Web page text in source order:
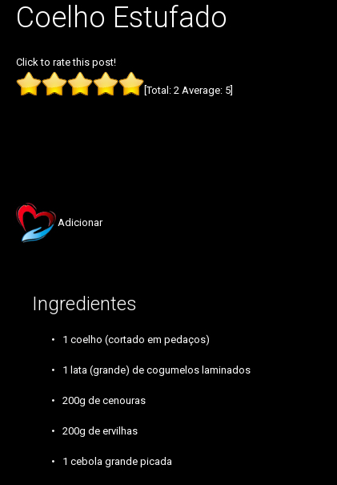
Coelho Estufado
Click to rate this post!
[Total: 2 Average: 5
Adicionar
Ingredientes
1 coelho (cortado em pedaços)
1 lata (grande) de cogumelos laminados
200g de cenouras
200g de ervilhas
1 cebola grande picada